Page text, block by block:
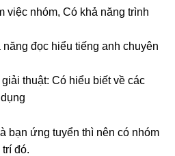
việc nhóm, Có khả năng trình
đọc hiểu tiếng anh chuyên
thuật: Có hiểu biết về các
bạn ứng tuyển thì nên có nhóm
đó.